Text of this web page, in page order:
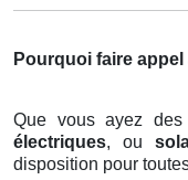
Pourquoi faire
Que vous ayez des
électriques, ou
disposition pour